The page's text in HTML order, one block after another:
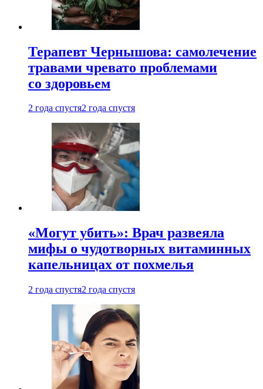
Терапевт Чернышова: самолечение
травами чревато проблемами
со здоровьем
2 года спустя2 года спустя
«Могут убить»: Врач развеяла
мифы о чудотворных витаминных
капельницах от похмелья
2 года спустя2 года спустя